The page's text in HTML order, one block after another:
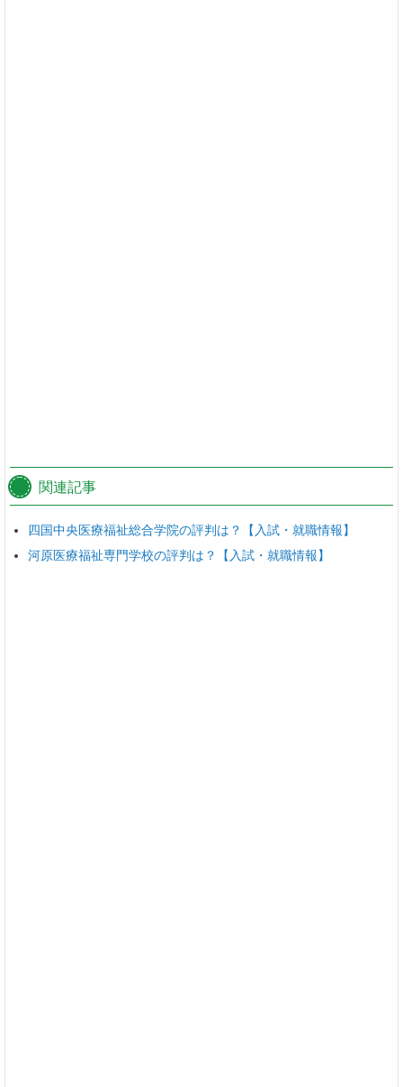
関連記事
四国中央医療福祉総合学院の評判は？【入試・就職情報】
河原医療福祉専門学校の評判は？【入試・就職情報】